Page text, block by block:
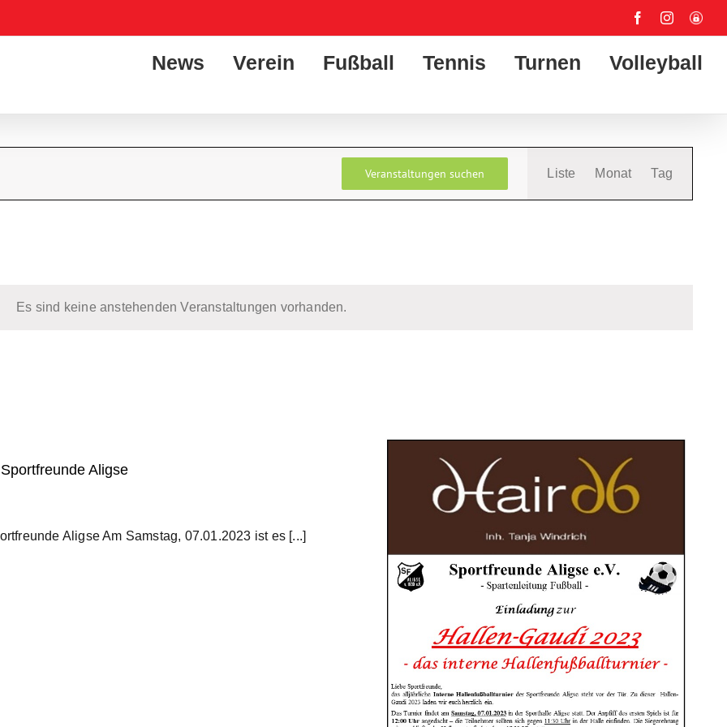
FacebookInstagram
User-
News Verein Fußball Tennis Turnen Volleyball
Es sind keine anstehenden Veranstaltungen vorhanden.
Veranstaltungen suchen
Ansichten-
Liste Monat Tag
Aligse
Aligse Am Samstag, 07.01.2023 ist es [...]